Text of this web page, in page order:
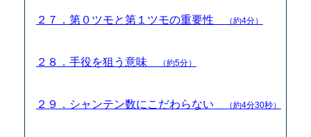
２７．第０ツモと第１ツモの重要性 （約4分）
２８．手役を狙う意味 （約5分）
２９．シャンテン数にこだわらない （約4分30秒）